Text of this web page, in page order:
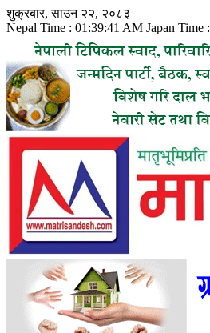
Skip
to
content
शुक्रबार, साउन २२, २०८३
Nepal Time : 01:39:42 AM Japan Time :